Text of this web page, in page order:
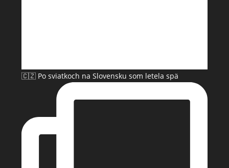
🇨🇿 Po sviatkoch na Slovensku som letela spä